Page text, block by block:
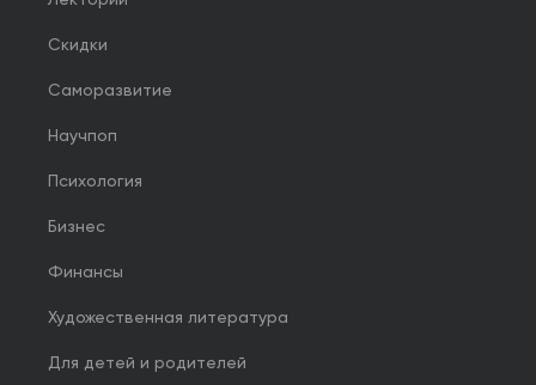
Скидки
Саморазвитие
Научпоп
Психология
Бизнес
Финансы
Художественная литература
Для детей и родителей